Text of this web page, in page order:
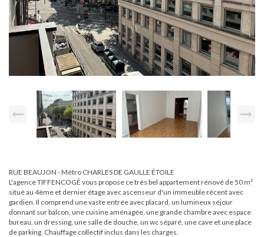
RUE BEAUJON - Métro CHARLES DE GAULLE ÉTOILE
L'agence TIFFENCOGÉ vous propose ce très bel appartement rénové de 50 m²
situé au 4ème et dernier étage avec ascenseur d'un immeuble récent avec
gardien. Il comprend une vaste entrée avec placard, un lumineux séjour
donnant sur balcon, une cuisine aménagée, une grande chambre avec espace
bureau, un dressing, une salle de douche, un wc séparé, une cave et une place
de parking. Chauffage collectif inclus dans les charges.